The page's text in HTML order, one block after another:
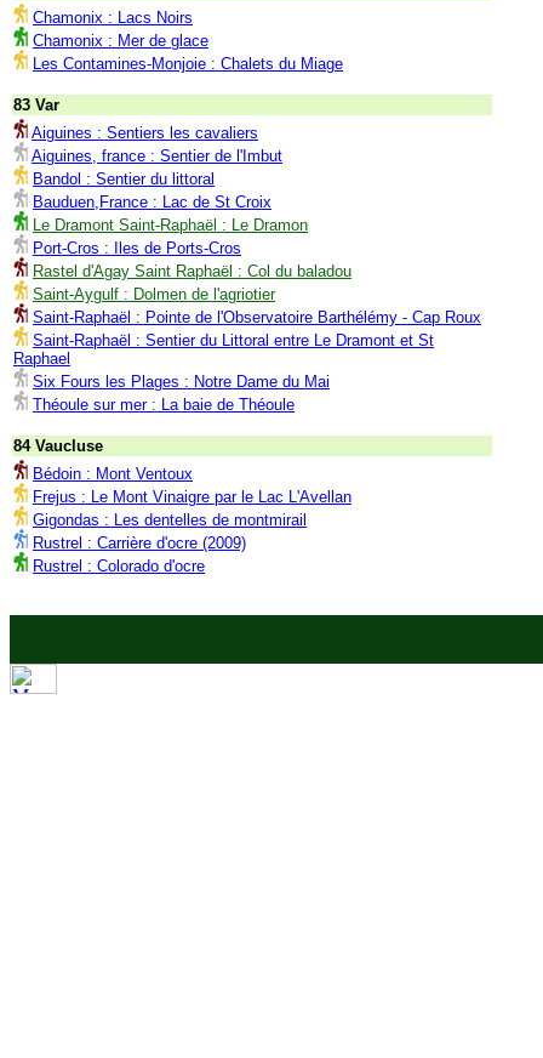
Chamonix : Lacs Noirs
Chamonix : Mer de glace
Les Contamines-Monjoie : Chalets du Miage
83 Var
Aiguines : Sentiers les cavaliers
Aiguines, france : Sentier de l'Imbut
Bandol : Sentier du littoral
Bauduen,France : Lac de St Croix
Le Dramont Saint-Raphaël : Le Dramon
Port-Cros : Iles de Ports-Cros
Rastel d'Agay Saint Raphaël : Col du baladou
Saint-Aygulf : Dolmen de l'agriotier
Saint-Raphaël : Pointe de l'Observatoire Barthélémy - Cap Roux
Saint-Raphaël : Sentier du Littoral entre Le Dramont et St
Raphael
Six Fours les Plages : Notre Dame du Mai
Théoule sur mer : La baie de Théoule
84 Vaucluse
Bédoin : Mont Ventoux
Frejus : Le Mont Vinaigre par le Lac L'Avellan
Gigondas : Les dentelles de montmirail
Rustrel : Carrière d'ocre (2009)
Rustrel : Colorado d'ocre